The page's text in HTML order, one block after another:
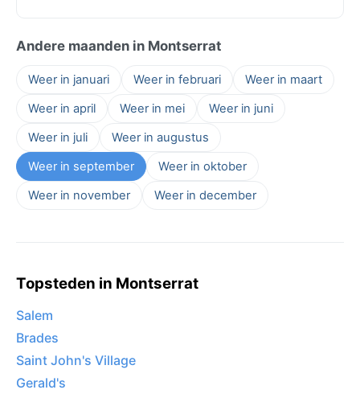
Andere maanden in Montserrat
Weer in januari Weer in februari
Weer in maart
Weer in april
Weer in mei
Weer in juni
Weer in juli
Weer in augustus
Weer in september
Weer in oktober
Weer in november
Weer in december
Topsteden in Montserrat
Salem
Brades
Saint John's Village
Gerald's